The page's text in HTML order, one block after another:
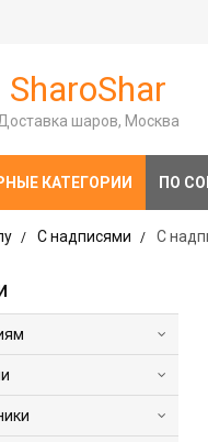
SharoShar
шаров, Москва
КАТЕГОРИИ ПО
С надписями С